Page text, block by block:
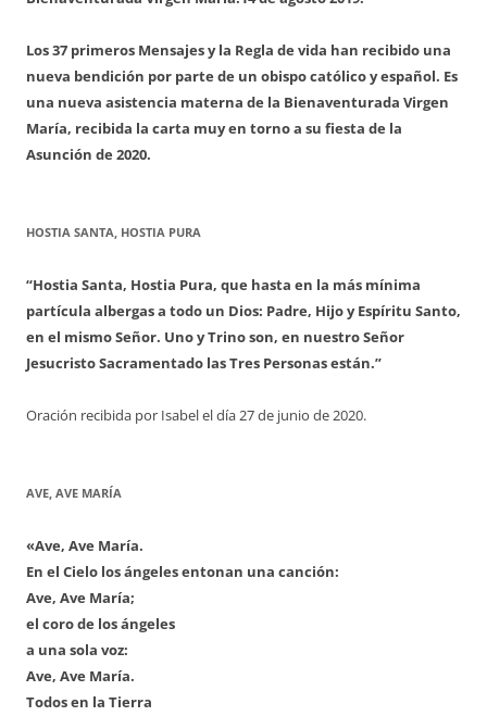
Los 37 primeros Mensajes y la Regla de vida han recibido una
nueva bendición por parte de un obispo católico y español. Es
una nueva asistencia materna de la Bienaventurada Virgen
María, recibida la carta muy en torno a su fiesta de la
Asunción de 2020.
HOSTIA SANTA, HOSTIA PURA
“Hostia Santa, Hostia Pura, que hasta en la más mínima
partícula albergas a todo un Dios: Padre, Hijo y Espíritu Santo,
en el mismo Señor. Uno y Trino son, en nuestro Señor
Jesucristo Sacramentado las Tres Personas están.”
Oración recibida por Isabel el día 27 de junio de 2020.
AVE, AVE MARÍA
«Ave, Ave María.
En el Cielo los ángeles entonan una canción:
Ave, Ave María;
el coro de los ángeles
a una sola voz:
Ave, Ave María.
Todos en la Tierra